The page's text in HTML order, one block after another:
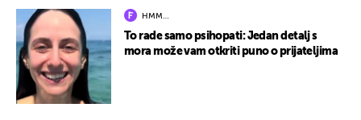
HMM…
To rade samo psihopati: Jedan detalj s
mora može vam otkriti puno o prijateljima